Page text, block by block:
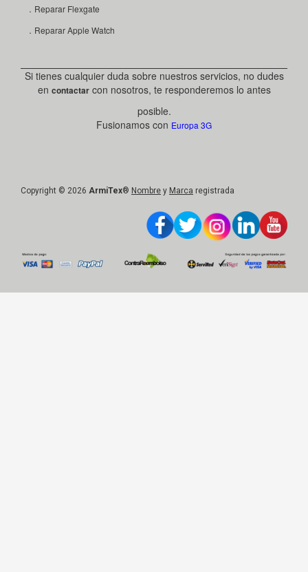
．Reparar Flexgate
．Reparar Apple Watch
Si tienes cualquier duda sobre nuestros servicios, no dudes
en contactarcon nosotros, te responderemos lo antes
posible.
Fusionamos con Europa 3G
Copyright © 2026 ArmiTex® Nombre y Marca registrada